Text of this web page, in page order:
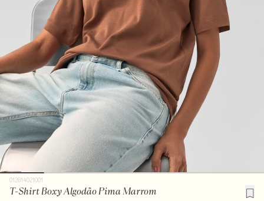
012614021001
T-Shirt Boxy Algodão Pima Marrom